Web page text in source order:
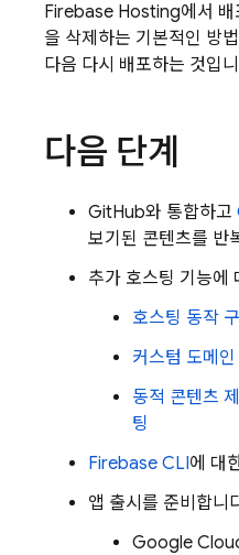
Firebase Hosting에서
을 삭제하는 기본적인 방
다음 다시 배포하는 것입
다음 단계
GitHub와 통합하고
보기된 콘텐츠를 반
추가 호스팅 기능에
호스팅 동작
커스텀 도메
동적 콘텐츠
팅
Firebase CLI에 대
앱 출시를 준비합니
Google